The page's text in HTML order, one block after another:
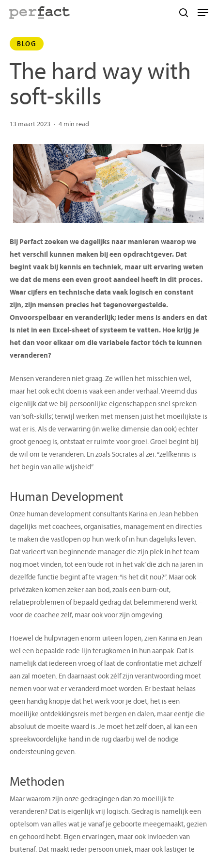
contentBLOG
The hard way with
soft-skills
13 maart 2023 4 min read
Bij Perfact zoeken we dagelijks naar manieren waarop we
het verschil kunnen maken bij een opdrachtgever. Dat
begint vaak bij kennis en techniek, maar uit ervaring weten
we dat de mens een even groot aandeel heeft in dit proces.
Waar cijfers en technische data vaak logisch en constant
zijn, zijn mensen precies het tegenovergestelde.
Onvoorspelbaar en veranderlijk; ieder mens is anders en dat
is niet in een Excel-sheet of systeem te vatten. Hoe krijg je
het dan voor elkaar om die variabele factor tóch te kunnen
veranderen?
Mensen veranderen niet graag. Ze wíllen het misschien wel,
maar het ook echt doen is vaak een ander verhaal. Vreemd dus
eigenlijk dat we bij persoonlijke eigenschappen snel spreken
van ‘soft-skills’, terwijl werken met mensen juist het moeilijkste is
wat er is. Als de verwarring (in welke dimensie dan ook) echter
groot genoeg is, ontstaat er ruimte voor groei. Groei begint bij
de wil om te veranderen. En zoals Socrates al zei: “zelfkennis is
het begin van alle wijsheid”.
Human Development
Onze human development consultants Karina en Jean hebben
dagelijks met coachees, organisaties, management en directies
te maken die vastlopen op hun werk of in hun dagelijks leven.
Dat varieert van beginnende manager die zijn plek in het team
nog moet vinden, tot een ‘oude rot in het vak’ die zich na jaren in
dezelfde functie begint af te vragen: “is het dit nou?”. Maar ook
privézaken komen zeker aan bod, zoals een burn-out,
relatieproblemen of bepaald gedrag dat belemmerend werkt –
voor de coachee zelf, maar ook voor zijn omgeving.
Hoewel de hulpvragen enorm uiteen lopen, zien Karina en Jean
wel een bepaalde rode lijn terugkomen in hun aanpak. Dat is
namelijk dat iedereen vroeg of laat de confrontatie met zichzelf
aan zal moeten. En daarnaast ook zélf zijn verantwoording moet
nemen voor wat er veranderd moet worden. Er bestaat helaas
geen handig knopje dat het werk voor je doet; het is een
moeilijke ontdekkingsreis met bergen en dalen, maar eentje die
absoluut de moeite waard is. Je moet het zelf doen, al kan een
spreekwoordelijke hand in de rug daarbij wel de nodige
ondersteuning geven.
Methoden
Maar waarom zijn onze gedragingen dan zo moeilijk te
veranderen? Dat is eigenlijk vrij logisch. Gedrag is namelijk een
optelsom van alles wat je vanaf je geboorte meegemaakt, gezien
en gehoord hebt. Eigen ervaringen, maar ook invloeden van
buitenaf. Dat maakt ieder persoon uniek, maar ook lastiger te